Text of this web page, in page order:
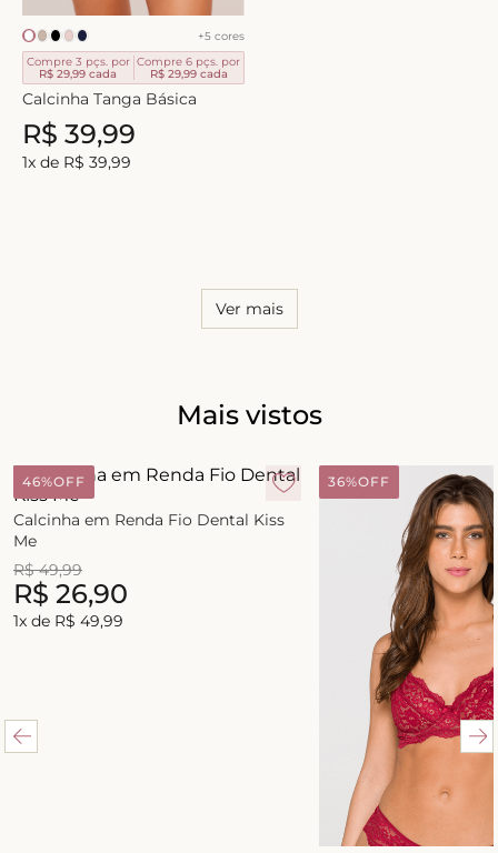
+5 cores
Compre 3 pçs. por
R$ 29,99 cada
Compre 6 pçs. por
R$ 29,99cada
Calcinha Tanga Básica
R$ 39,99
1x de R$ 39,99
Ver mais
Mais vistos
46%OFF
Calcinha em Renda Fio Dental Kiss
Me
R$ 49,99
R$ 26,90
1x de R$ 49,99
36%OFF